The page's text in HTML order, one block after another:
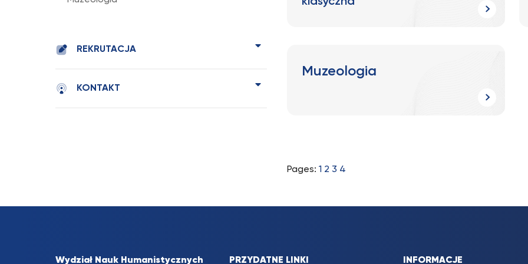
REKRUTACJA
KONTAKT
Muzeologia
Pages:1 2 3 4
Wydział Nauk Humanistycznych PRZYDATNE LINKI INFORMACJE